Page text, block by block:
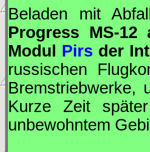
Beladen mit
Progress MS-12
Modul Pirs der
russischen
Bremstriebwerke,
Kurze Zeit
unbewohntem